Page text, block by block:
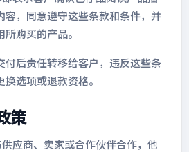
容，同意遵守这些条款和条件，并
购买的产品。
付后责任转移给客户，违反这些条
选项或退款资格。
策
应商、卖家或合作伙伴合作，他